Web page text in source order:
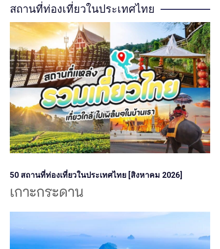
สถานที่ท่องเที่ยวในประเทศไทย
50 สถานที่ท่องเที่ยวในประเทศไทย [สิงหาคม 2026]
เกาะกระดาน